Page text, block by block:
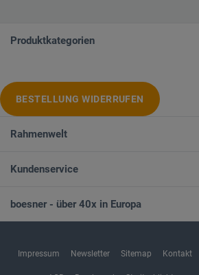
Produktkategorien
BESTELLUNG WIDERRUFEN
Rahmenwelt
Kundenservice
boesner - über 40x in Europa
Impressum Newsletter Sitemap Kontakt